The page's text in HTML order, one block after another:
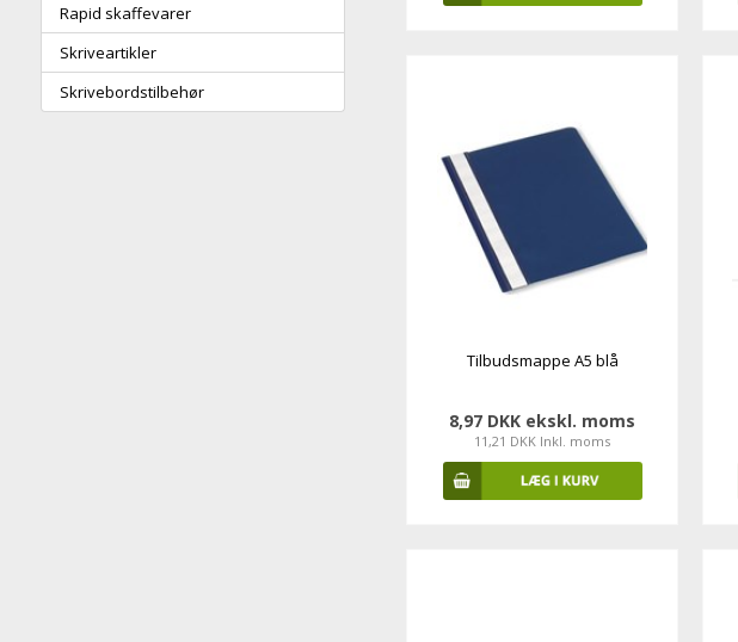
Rapid skaffevarer
Skriveartikler
Skrivebordstilbehør
Tilbudsmappe A5 blå
8,97 DKK ekskl. moms
11,21 DKK Inkl. moms